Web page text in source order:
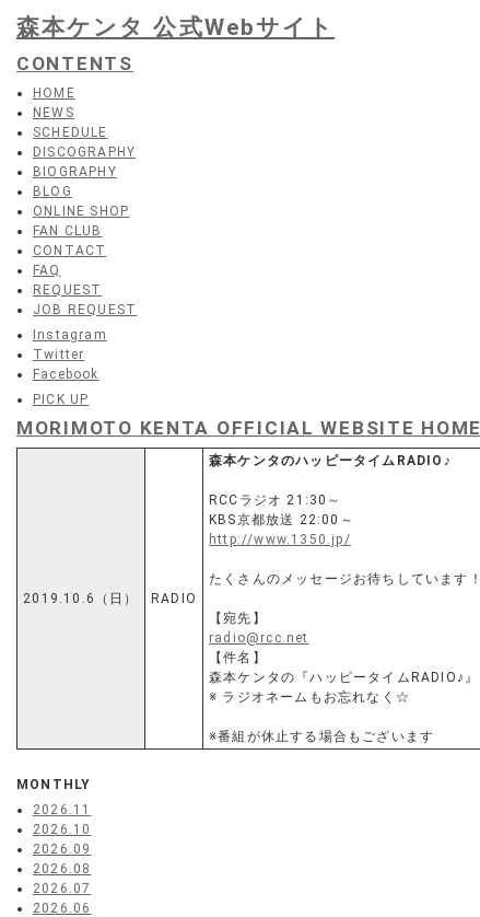
森本ケンタ 公式Webサイト
CONTENTS
HOME
NEWS
SCHEDULE
DISCOGRAPHY
BIOGRAPHY
BLOG
ONLINE SHOP
FAN CLUB
CONTACT
FAQ
REQUEST
JOB REQUEST
Instagram
Twitter
Facebook
PICK UP
MORIMOTO KENTA OFFICIAL WEBSITE HOME
2019.10.6（日） RADIO
森本ケンタのハッピータイムRADIO♪
RCCラジオ 21:30～
KBS京都放送 22:00～
http://www.1350.jp/
たくさんのメッセージお待ちしています！
【宛先】
radio@rcc.net
【件名】
森本ケンタの『ハッピータイムRADIO♪』
※ ラジオネームもお忘れなく☆
※番組が休止する場合もございます
MONTHLY
2026.11
2026.10
2026.09
2026.08
2026.07
2026.06